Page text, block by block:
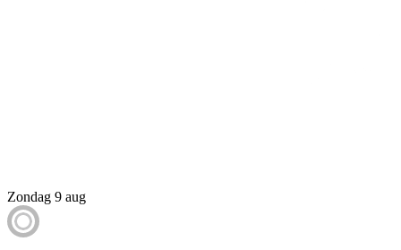
Zondag 9 aug